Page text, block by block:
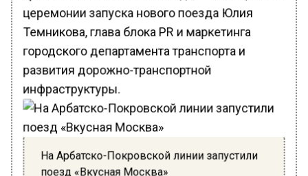
церемонии запуска нового поезда Юлия
Темникова, глава блока PR и маркетинга
городского департамента транспорта и
развития дорожно-транспортной
инфраструктуры.
На Арбатско-Покровской линии запустили
поезд «Вкусная Москва»